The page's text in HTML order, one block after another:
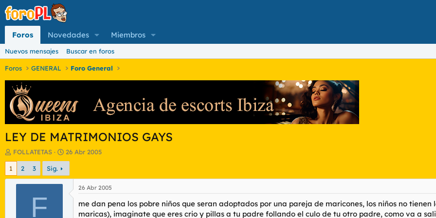
Foros Novedades Miembros
Nuevos mensajes Buscar en foros
Foros GENERAL Foro General
LEY DE MATRIMONIOS GAYS
I
n
c
FOLLATETAS
F
e
h
26 Abr 2005
1 2 3 Sig.
F
26 Abr 2005
me dan pena los pobre niños que seran adoptados por una pareja de maricones, los niños no
maricas), imaginate que eres crio y pillas a tu padre follando el culo de tu otro padre, como va a